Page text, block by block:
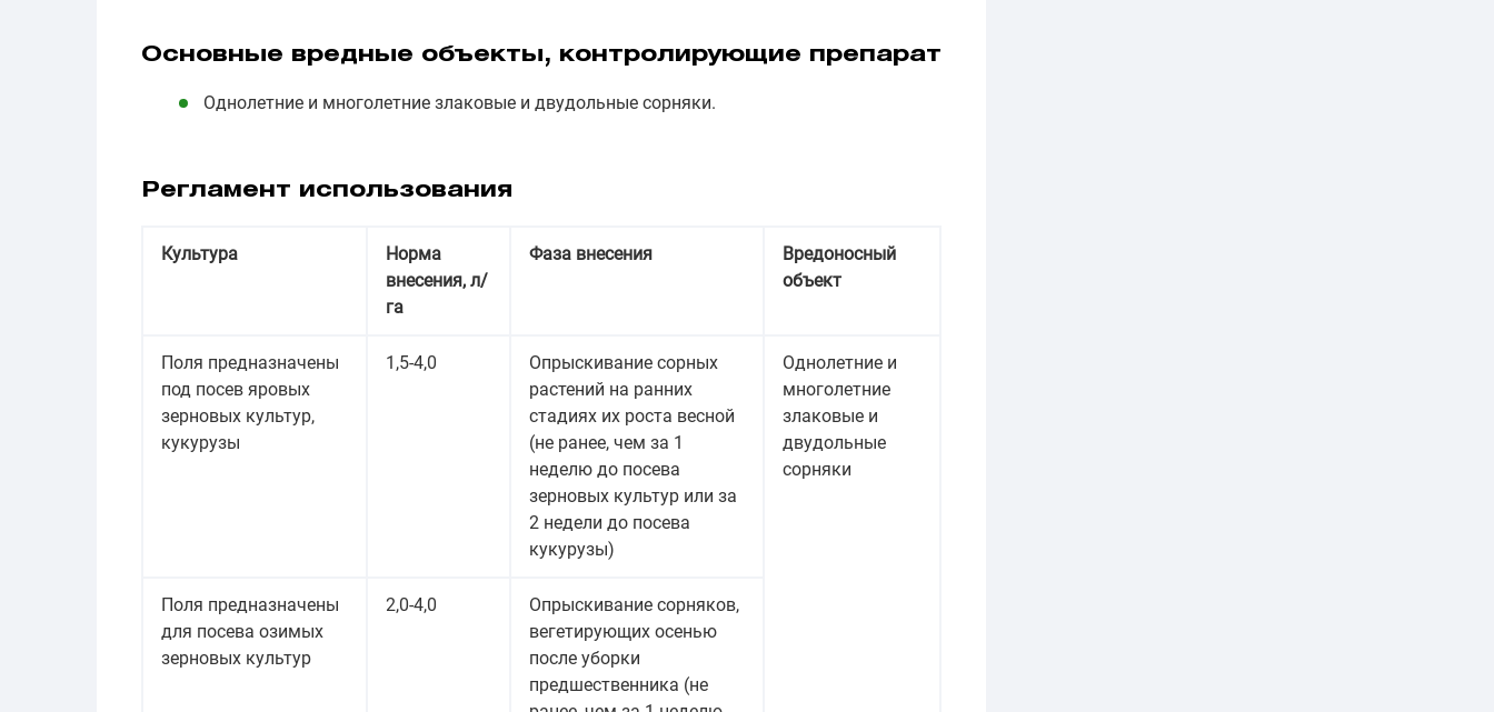
Основные вредные объекты, контролирующие препарат
Однолетние и многолетние злаковые и двудольные сорняки.
Регламент использования
Культура
Норма
внесения, л/
га
Фаза внесения
Вредоносный
объект
Поля предназначены
под посев яровых
зерновых культур,
кукурузы
1,5-4,0
Опрыскивание сорных
растений на ранних
стадиях их роста весной
(не ранее, чем за 1
неделю до посева
зерновых культур или за
2 недели до посева
кукурузы)
Однолетние и
многолетние
злаковые и
двудольные
сорняки
Поля предназначены
для посева озимых
зерновых культур
2,0-4,0
Опрыскивание сорняков,
вегетирующих осенью
после уборки
предшественника (не